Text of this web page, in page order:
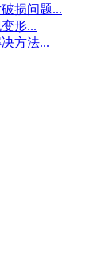
损问题...
形...
方法...